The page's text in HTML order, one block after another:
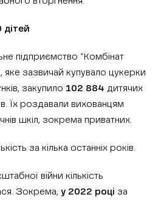
дітей
підприємство “Комбінат
яке зазвичай купувало цукерки
закупило 102 884 дитячих
Їх роздавали вихованцям
шкіл, зокрема приватних.
за кілька останніх років.
війни кількість
Зокрема, у 2022 році за